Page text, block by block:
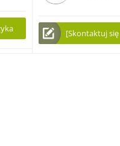
[Skontaktuj się